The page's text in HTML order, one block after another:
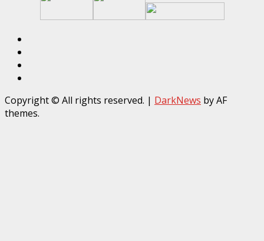
Copyright © All rights reserved. | DarkNews by AF
themes.